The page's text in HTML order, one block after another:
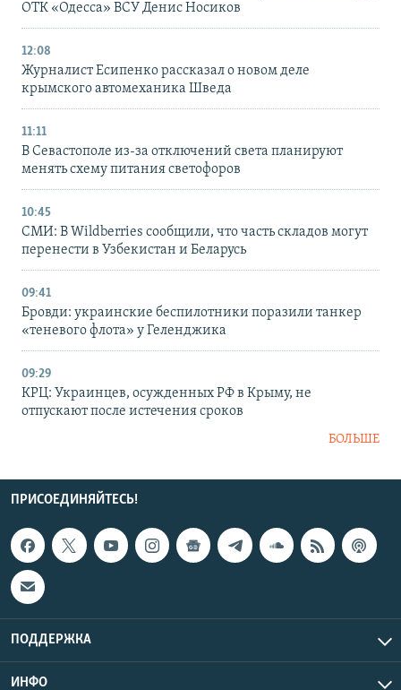
ОТК «Одесса» ВСУ Денис Носиков
12:08
Журналист Есипенко рассказал о новом деле
крымского автомеханика Шведа
11:11
В Севастополе из-за отключений света планируют
менять схему питания светофоров
10:45
СМИ: В Wildberries сообщили, что часть складов могут
перенести в Узбекистан и Беларусь
09:41
Бровди: украинские беспилотники поразили танкер
«теневого флота» у Геленджика
09:29
КРЦ: Украинцев, осужденных РФ в Крыму, не
отпускают после истечения сроков
БОЛЬШЕ
ПРИСОЕДИНЯЙТЕСЬ!
ПОДДЕРЖКА
ИНФО